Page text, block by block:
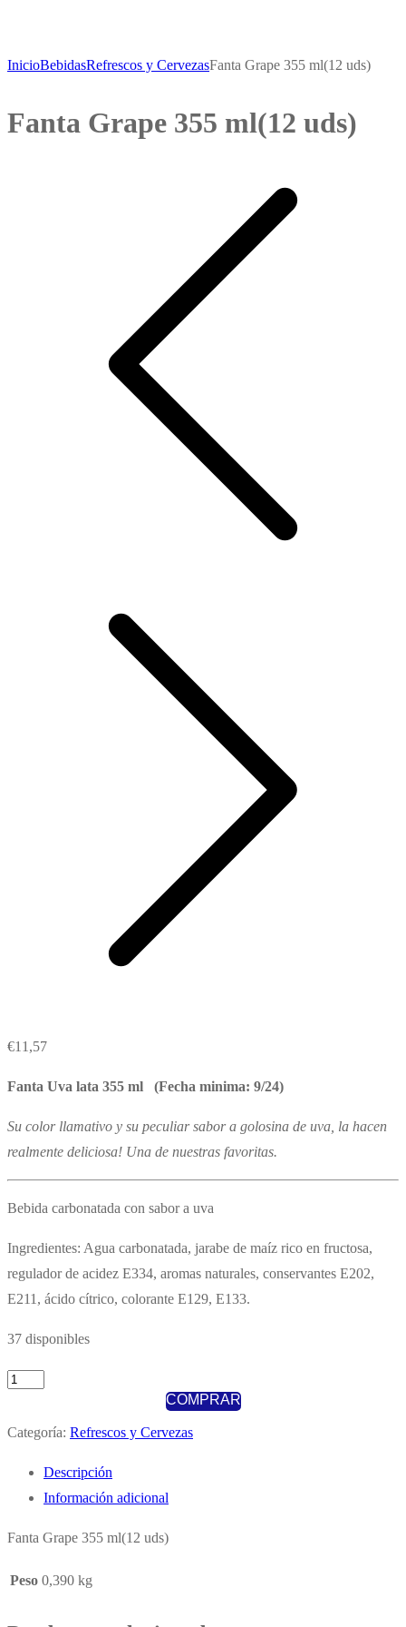
InicioBebidasRefrescos y CervezasFanta Grape 355 ml(12 uds)
Fanta Grape 355 ml(12 uds)
€11,57
Fanta Uva lata 355 ml (Fecha minima: 9/24)
Su color llamativo y su peculiar sabor a golosina de uva, la hacen
realmente deliciosa! Una de nuestras favoritas.
Bebida carbonatada con sabor a uva
Ingredientes: Agua carbonatada, jarabe de maíz rico en fructosa,
regulador de acidez E334, aromas naturales, conservantes E202,
E211, ácido cítrico, colorante E129, E133.
37 disponibles
Fanta
355
uds)
cantidad
COMPRAR
Categoría: Refrescos y Cervezas
Descripción
Información adicional
Fanta Grape 355 ml(12 uds)
Peso 0,390 kg